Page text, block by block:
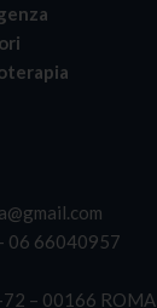
06 66040957
– 00166 ROMA